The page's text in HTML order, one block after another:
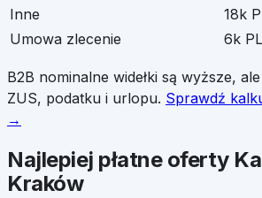
Inne
18k
Umowa zlecenie
6k
B2B nominalne widełki są wyższe,
ZUS, podatku i urlopu. Sprawdź
→
Najlepiej płatne oferty
Kraków